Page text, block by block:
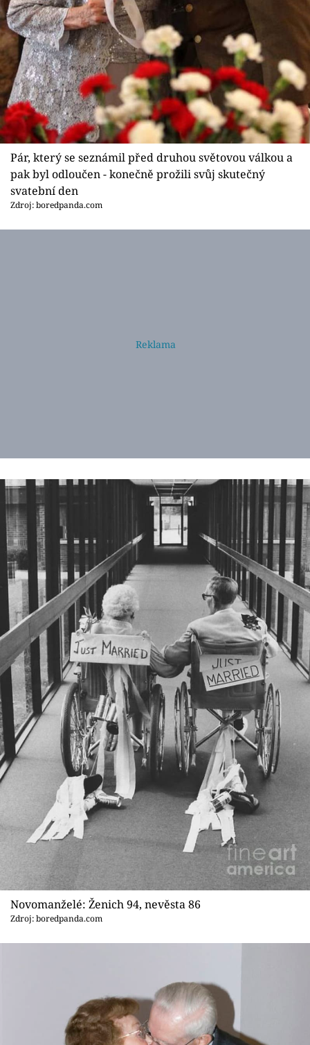
Pár, který se seznámil před druhou světovou válkou a
pak byl odloučen - konečně prožili svůj skutečný
svatební den
Zdroj: boredpanda.com
Novomanželé: Ženich 94, nevěsta 86
Zdroj: boredpanda.com